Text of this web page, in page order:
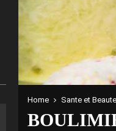
Home Sante et Beaute